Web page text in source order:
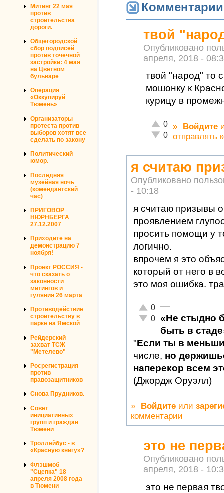
Митинг 22 мая
против
строительства
дороги.
Общегородской
сбор подписей
против точечной
застройки: 4 мая
на Цветном
бульваре
Операция
«Оккупируй
Тюмень»
Организаторы
протеста против
выборов хотят все
сделать по закону
Политический
юмор.
Последняя
музейная ночь
(комендантский
час)
ПРИГОВОР
НЮРНБЕРГА
27.12.2007
Приходите на
демонстрацию 7
ноября!
Проект РОССИЯ -
что сказать о
законности
митингов и
гуляния 26 марта
Противодействие
строительству в
парке на Ямской
Рейдерский
захват ТСЖ
"Метелево"
Росрегистрация
против
правозащитников
Снова Прудников.
Совет
инициативных
групп и граждан
Тюмени
Троллейбус - в
«Красную книгу»?
Флэшмоб
"Сцепка" 18
апреля 2008 года
в Тюмени
Комментарии
твой
Опубликовано
апреля, 2018 -
твой "народ" то
мошонку к
курицу в
Отлично!
0
Неадекватно!
0
» Войдите
отправлять
я считаю
Опубликовано
- 10:18
я считаю призывы
проявлением
просить помощи у
логично.
впрочем я это
который от него в
это моя ошибка.
Отлично!
0
Неадекватно!
0
—
«Не стыдно
быть в
"Если ты в
числе, но
наперекор всем
(Джордж Оруэлл)
» Войдите или
комментарии
это не
Опубликовано
апреля, 2018 -
это не первая